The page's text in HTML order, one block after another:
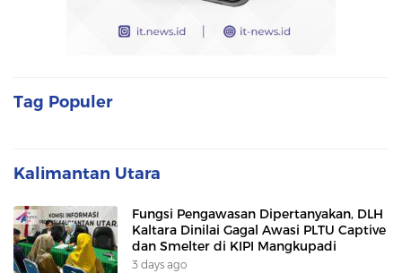
Tag Populer
Kalimantan Utara
Fungsi Pengawasan Dipertanyakan, DLH
Kaltara Dinilai Gagal Awasi PLTU Captive
dan Smelter di KIPI Mangkupadi
3 days ago